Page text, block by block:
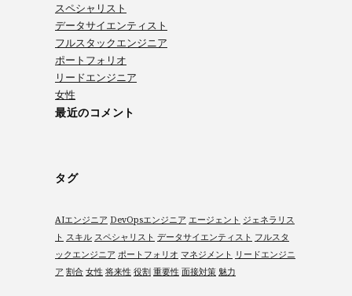
スペシャリスト
データサイエンティスト
フルスタックエンジニア
ポートフォリオ
リードエンジニア
女性
最近のコメント
タグ
AIエンジニア DevOpsエンジニア エージェント ジェネラリス
ト スキル スペシャリスト データサイエンティスト フルスタ
ックエンジニア ポートフォリオ マネジメント リードエンジニ
ア 割合 女性 将来性 役割 重要性 面接対策 魅力